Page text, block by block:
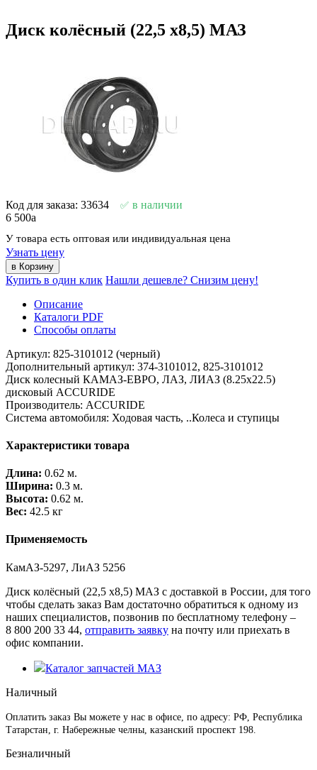
Диск колёсный (22,5 х8,5) МАЗ
Код для заказа: 33634
в наличии
6 500a
У товара есть оптовая или индивидуальная цена
Узнать цену
Купить в один клик Нашли дешевле? Снизим цену!
Описание
Каталоги PDF
Способы оплаты
Артикул: 825-3101012 (черный)
Дополнительный артикул: 374-3101012, 825-3101012
Диск колесный КАМАЗ-ЕВРО, ЛАЗ, ЛИАЗ (8.25х22.5)
дисковый ACCURIDE
Производитель: ACCURIDE
Система автомобиля: Ходовая часть, ..Колеса и ступицы
Характеристики товара
Длина: 0.62 м.
Ширина: 0.3 м.
Высота: 0.62 м.
Вес: 42.5 кг
Применяемость
КамАЗ-5297, ЛиАЗ 5256
Диск колёсный (22,5 х8,5) МАЗ с доставкой в России, для того
чтобы сделать заказ Вам достаточно обратиться к одному из
наших специалистов, позвонив по бесплатному телефону –
8 800 200 33 44, отправить заявку на почту или приехать в
офис компании.
Каталог запчастей МАЗ
Наличный
Оплатить заказ Вы можете у нас в офисе, по адресу: РФ, Республика
Татарстан, г. Набережные челны, казанский проспект 198.
Безналичный